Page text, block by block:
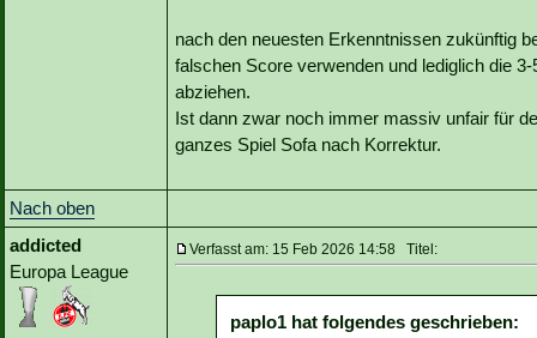
nach den neuesten Erkenntnissen zukünftig
falschen Score verwenden und lediglich die
abziehen.
Ist dann zwar noch immer massiv unfair für
ganzes Spiel Sofa nach Korrektur.
Nach oben
addicted
Europa League
Verfasst am: 15 Feb 2026 14:58 Titel:
paplo1 hat folgendes geschrieben: